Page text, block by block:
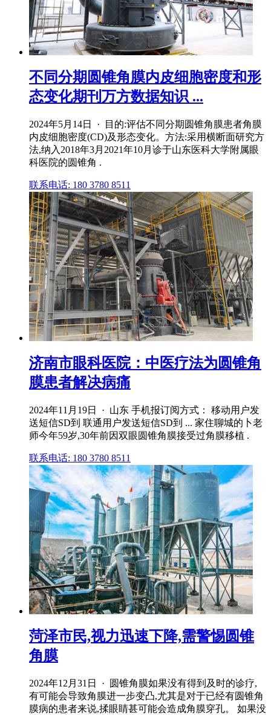
不同分期圆锥角膜内皮细胞密度和形
态变化期刊万方数据知识 ...
2024年5月14日 · 目的:评估不同分期圆锥角膜患者角膜
内皮细胞密度(CD)及形态变化。方法:采用横断面研究方
法,纳入2018年3月2021年10月诊于山东医科大学附属眼
科医院的圆锥角 .
联系电话: 180 3780 8511
济南市眼科医院：中医疗法为圆锥角
膜患者解决病痛
2024年11月19日 · 山东 手机报订阅方式： 移动用户发
送短信SD到 联通用户发送短信SD到 ... 家住聊城的卜老
师今年59岁,30年前因双眼圆锥角膜接受过角膜移植 .
联系电话: 180 3780 8511
菏泽市民,视力迅速下降,需警惕圆锥
角膜
2024年12月31日 · 圆锥角膜如果没有得到及时的诊疗,
有可能会导致角膜进一步变凸,尤其是对于已经有圆锥角
膜病的患者来说,揉眼睛甚可能会造成角膜穿孔。 如果没